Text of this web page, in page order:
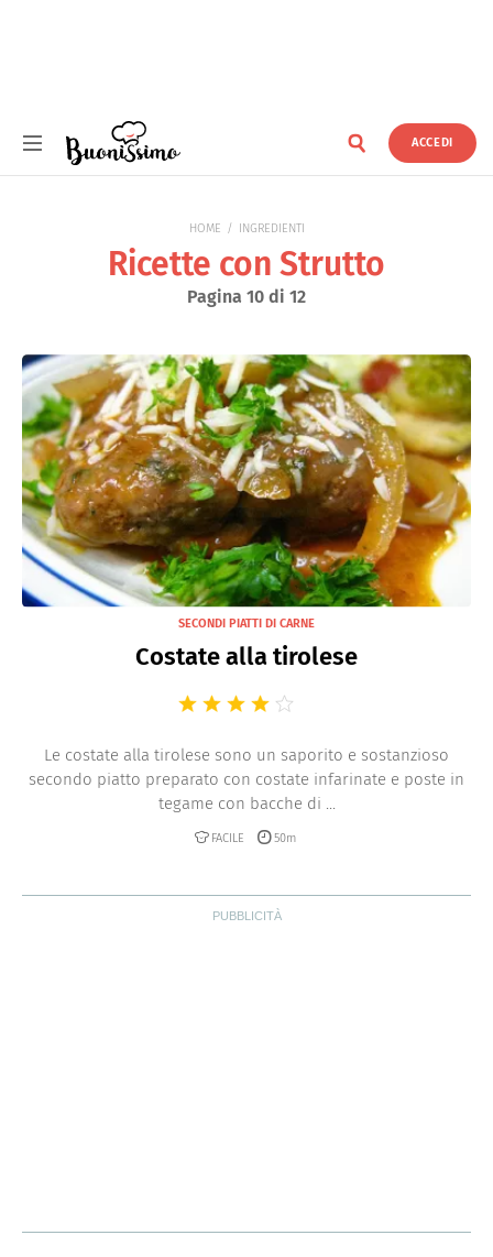
ACCEDI
HOME INGREDIENTI
Ricette con Strutto
Pagina 10 di 12
SECONDI PIATTI DI CARNE
Costate alla tirolese
Le costate alla tirolese sono un saporito e sostanzioso
secondo piatto preparato con costate infarinate e poste in
tegame con bacche di ...
FACILE 50m